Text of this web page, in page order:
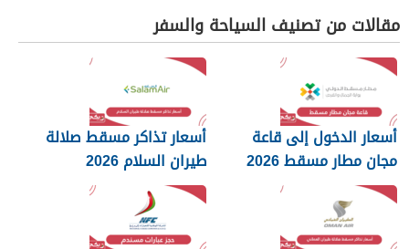
مقالات من تصنيف السياحة والسفر
أسعار الدخول إلى قاعة
مجان مطار مسقط 2026
أسعار تذاكر مسقط صلالة
طيران السلام 2026